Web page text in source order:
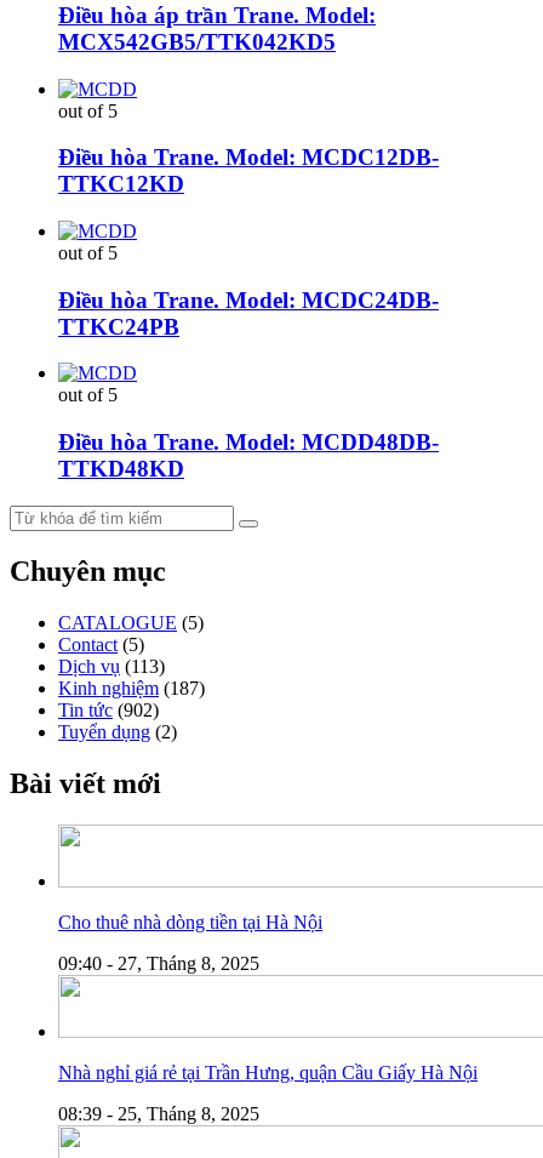
Điều hòa áp trần Trane. Model:
MCX542GB5/TTK042KD5
out of 5
Điều hòa Trane. Model: MCDC12DB-
TTKC12KD
out of 5
Điều hòa Trane. Model: MCDC24DB-
TTKC24PB
out of 5
Điều hòa Trane. Model: MCDD48DB-
TTKD48KD
Chuyên mục
CATALOGUE (5)
Contact (5)
Dịch vụ (113)
Kinh nghiệm (187)
Tin tức (902)
Tuyển dụng (2)
Bài viết mới
Cho thuê nhà dòng tiền tại Hà Nội
09:40 - 27, Tháng 8, 2025
Nhà nghỉ giá rẻ tại Trần Hưng, quận Cầu Giấy Hà Nội
08:39 - 25, Tháng 8, 2025